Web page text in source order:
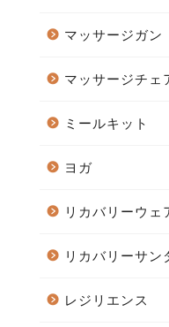
マッサージガン
マッサージチェ
ミールキット
ヨガ
リカバリーウェ
リカバリーサン
レジリエンス